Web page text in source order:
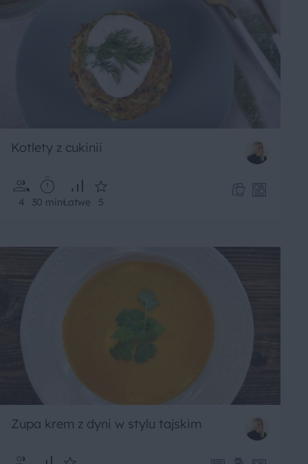
Kotlety z cukinii
4 30 minŁatwe 5
Zupa krem z dyni w stylu tajskim